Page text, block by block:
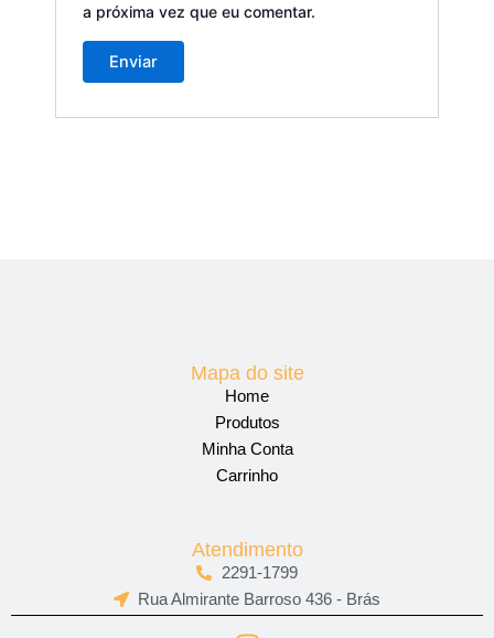
a próxima vez que eu comentar.
Mapa do site
Home
Produtos
Minha Conta
Carrinho
Atendimento
2291-1799
Rua Almirante Barroso 436 - Brás
I